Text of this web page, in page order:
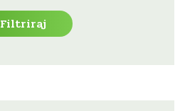
Filtriraj